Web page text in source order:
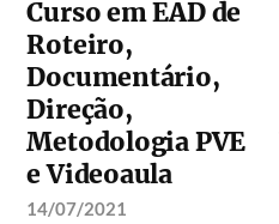
Curso em EAD de
Roteiro,
Documentário,
Direção,
Metodologia PVE
e Videoaula
14/07/2021